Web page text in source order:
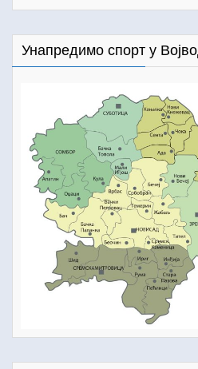
Унапредимо спорт у